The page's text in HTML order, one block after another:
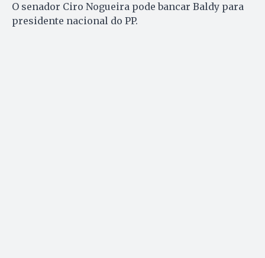
O senador Ciro Nogueira pode bancar Baldy para
presidente nacional do PP.